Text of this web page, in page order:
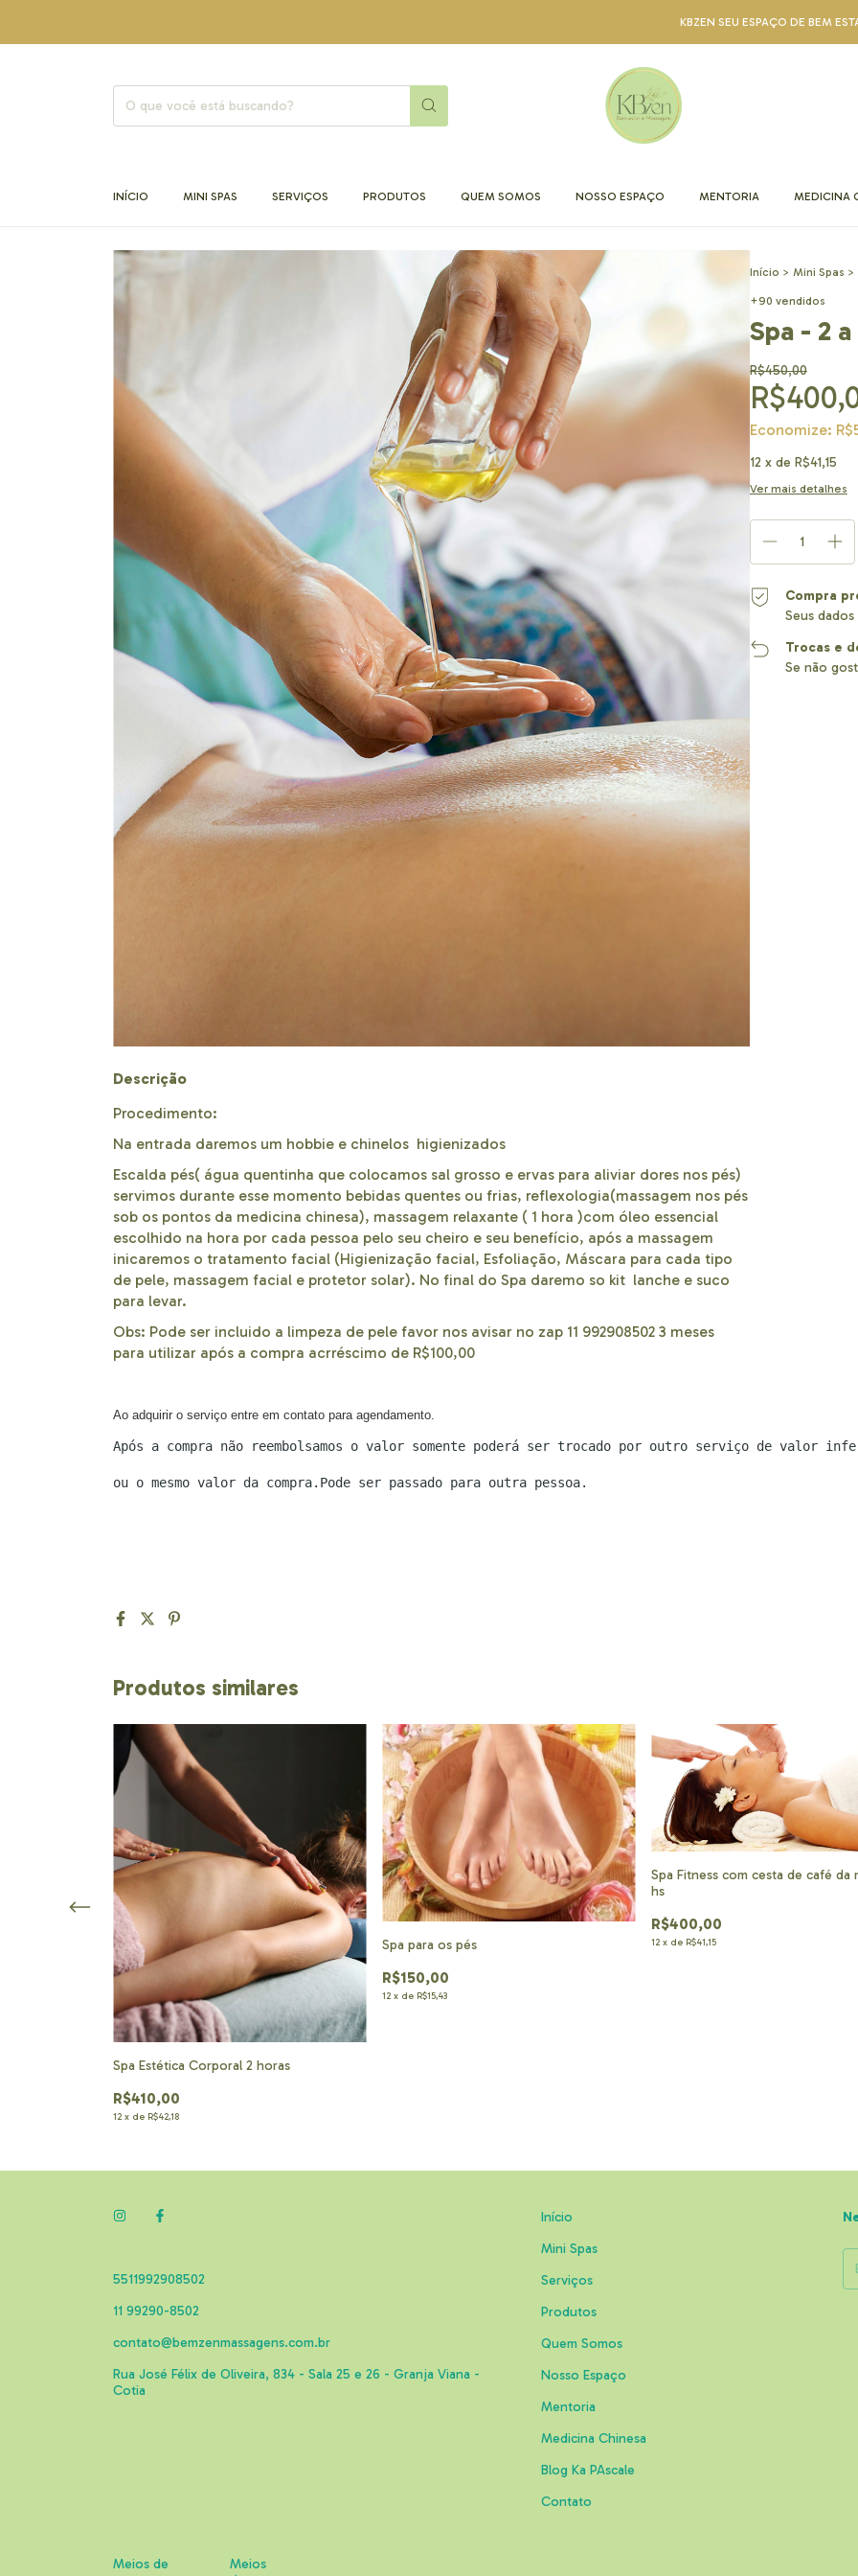
KBZEN SEU ESPAÇO DE BEM ESTAR.
INÍCIO MINI SPAS SERVIÇOS PRODUTOS QUEM SOMOS NOSSO ESPAÇO MENTORIA MEDICINA
Início > Mini Spas >
+90 vendidos
Spa - 2
R$450,00
Economize:
12 x de R$41,15
Ver mais detalhes
Compra
Seus
Trocas e
Se não
Descrição
Procedimento:
Na entrada daremos um hobbie e chinelos higienizados
Escalda pés( água quentinha que colocamos sal grosso e ervas para aliviar dores nos pés)
servimos durante esse momento bebidas quentes ou frias, reflexologia(massagem nos pés
sob os pontos da medicina chinesa), massagem relaxante ( 1 hora )com óleo essencial
escolhido na hora por cada pessoa pelo seu cheiro e seu benefício, após a massagem
inicaremos o tratamento facial (Higienização facial, Esfoliação, Máscara para cada tipo
de pele, massagem facial e protetor solar). No final do Spa daremo so kit lanche e suco
para levar.
Obs: Pode ser incluido a limpeza de pele favor nos avisar no zap 11 992908502 3 meses
para utilizar após a compra acrréscimo de R$100,00
Ao adquirir o serviço entre em contato para agendamento.
Após a compra não reembolsamos o valor somente poderá ser trocado por outro serviço de valor
ou o mesmo valor da compra.Pode ser passado para outra pessoa.
Produtos similares
Spa Estética Corporal 2 horas
R$410,00
12 x de R$42,18
Spa para os pés
R$150,00
12 x de R$15,43
Spa Fitness com cesta de café da
hs
R$400,00
12 x de R$41,15
5511992908502
11 99290-8502
contato@bemzenmassagens.com.br
Rua José Félix de Oliveira, 834 - Sala 25 e 26 - Granja Viana -
Cotia
Início
Mini Spas
Serviços
Produtos
Quem Somos
Nosso Espaço
Mentoria
Medicina Chinesa
Blog Ka PAscale
Contato
Meios de
Meios